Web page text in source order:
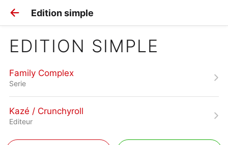
Edition simple
EDITION SIMPLE
Family Complex
Serie
Kazé / Crunchyroll
Editeur